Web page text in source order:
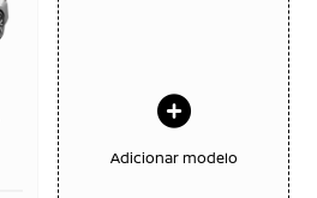
Adicionar modelo